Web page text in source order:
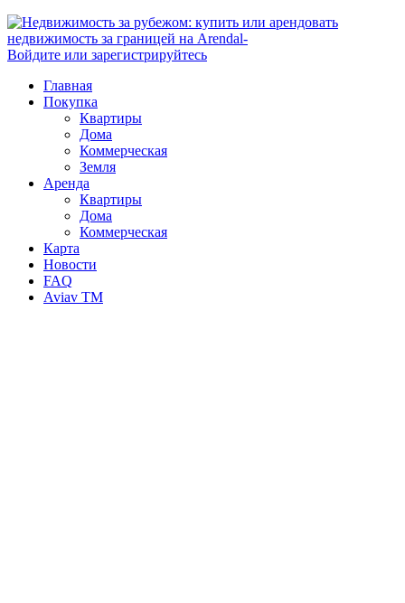
Войдите или зарегистрируйтесь
Главная
Покупка
Квартиры
Дома
Коммерческая
Земля
Аренда
Квартиры
Дома
Коммерческая
Карта
Новости
FAQ
Aviav TM